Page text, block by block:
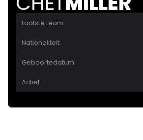
Laatste team
Nationaliteit
Geboortedatum
Actief